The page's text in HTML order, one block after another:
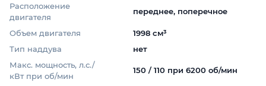
Расположение
двигателя
переднее, поперечное
Объем двигателя
1998 см³
Тип наддува
нет
Макс. мощность, л.с./
кВт при об/мин
150 / 110 при 6200 об/мин